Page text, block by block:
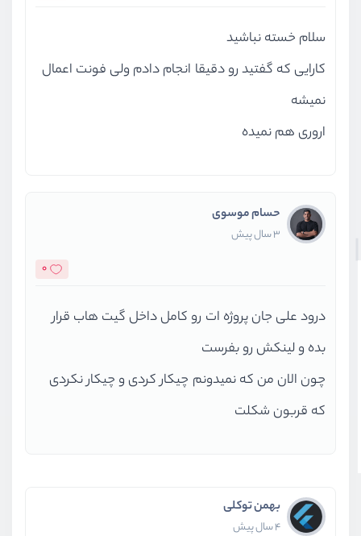
سلام خسته نباشید
کارایی که گفتید رو دقیقا انجام دادم ولی فونت اعمال
نمیشه
اروری هم نمیده
حسام موسوی
3 سال پیش
0
درود علی جان پروژه ات رو کامل داخل گیت هاب قرار
بده و لینکش رو بفرست
چون الان من که نمیدونم چیکار کردی و چیکار نکردی
که قربون شکلت
بهمن توکلی
4 سال پیش